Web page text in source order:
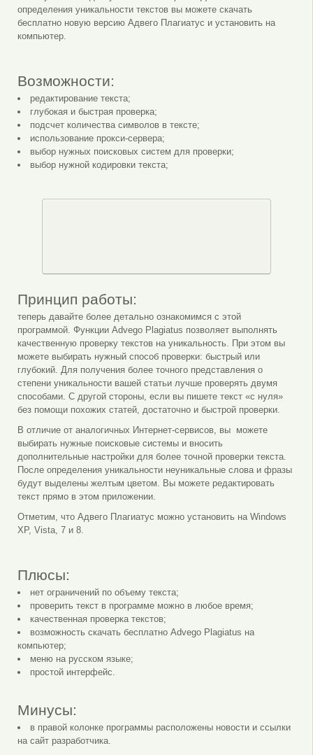
определения уникальности текстов вы можете скачать
бесплатно новую версию Адвего Плагиатус и установить на
компьютер.
Возможности:
редактирование текста;
глубокая и быстрая проверка;
подсчет количества символов в тексте;
использование прокси-сервера;
выбор нужных поисковых систем для проверки;
выбор нужной кодировки текста;
Принцип работы:
теперь давайте более детально ознакомимся с этой
программой. Функции Advego Plagiatus позволяет выполнять
качественную проверку текстов на уникальность. При этом вы
можете выбирать нужный способ проверки: быстрый или
глубокий. Для получения более точного представления о
степени уникальности вашей статьи лучше проверять двумя
способами. С другой стороны, если вы пишете текст «с нуля»
без помощи похожих статей, достаточно и быстрой проверки.
В отличие от аналогичных Интернет-сервисов, вы можете
выбирать нужные поисковые системы и вносить
дополнительные настройки для более точной проверки текста.
После определения уникальности неуникальные слова и фразы
будут выделены желтым цветом. Вы можете редактировать
текст прямо в этом приложении.
Отметим, что Адвего Плагиатус можно установить на Windows
XP, Vista, 7 и 8.
Плюсы:
нет ограничений по объему текста;
проверить текст в программе можно в любое время;
качественная проверка текстов;
возможность скачать бесплатно Advego Plagiatus на
компьютер;
меню на русском языке;
простой интерфейс.
Минусы:
в правой колонке программы расположены новости и ссылки
на сайт разработчика.